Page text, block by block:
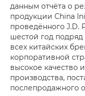
данным отчёта о
продукции China
проведённого J.D.
шестой год
всех китайских
корпоративной
высокое
производства,
послепродажного